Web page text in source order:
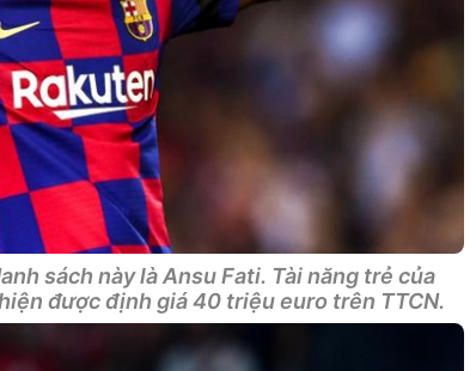
sách này là Ansu Fati. Tài năng trẻ của
được định giá 40 triệu euro trên TTCN.